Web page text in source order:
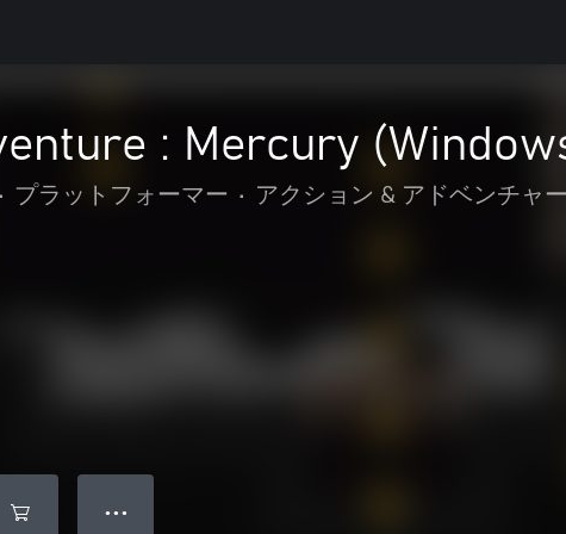
: Mercury
• プラットフォーマー • アクション & アドベンチャ
● ● ●